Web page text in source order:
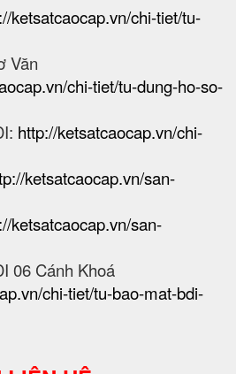
ketsatcaocap.vn/chi-tiet/tu-
Văn
chi-tiet/tu-dung-ho-so-
http://ketsatcaocap.vn/chi-
ketsatcaocap.vn/san-
ketsatcaocap.vn/san-
06 Cánh Khoá
chi-tiet/tu-bao-mat-bdi-